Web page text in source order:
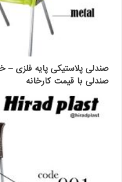
صندلی پلاستیکی پایه فلزی
صندلی با قیمت کارخانه